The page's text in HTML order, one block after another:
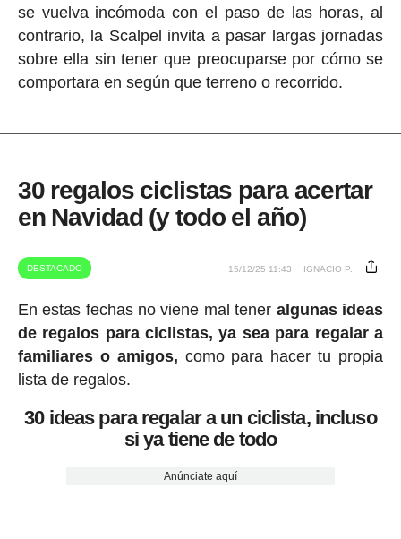
se vuelva incómoda con el paso de las horas, al
contrario, la Scalpel invita a pasar largas jornadas
sobre ella sin tener que preocuparse por cómo se
comportara en según que terreno o recorrido.
30 regalos ciclistas para acertar
en Navidad (y todo el año)
DESTACADO 15/12/25 11:43 IGNACIO P.
En estas fechas no viene mal tener algunas ideas
de regalos para ciclistas, ya sea para regalar a
familiares o amigos, como para hacer tu propia
lista de regalos.
30 ideas para regalar a un ciclista, incluso
si ya tiene de todo
Anúnciate aquí